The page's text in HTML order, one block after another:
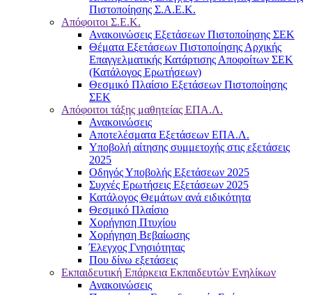
Πιστοποίησης Σ.Α.Ε.Κ.
Απόφοιτοι Σ.Ε.Κ.
Ανακοινώσεις Εξετάσεων Πιστοποίησης ΣΕΚ
Θέματα Εξετάσεων Πιστοποίησης Αρχικής
Επαγγελματικής Κατάρτισης Αποφοίτων ΣΕΚ
(Κατάλογος Ερωτήσεων)
Θεσμικό Πλαίσιο Εξετάσεων Πιστοποίησης
ΣΕΚ
Απόφοιτοι τάξης μαθητείας ΕΠΑ.Λ.
Ανακοινώσεις
Αποτελέσματα Εξετάσεων ΕΠΑ.Λ.
Υποβολή αίτησης συμμετοχής στις εξετάσεις
2025
Οδηγός Υποβολής Εξετάσεων 2025
Συχνές Ερωτήσεις Εξετάσεων 2025
Κατάλογος Θεμάτων ανά ειδικότητα
Θεσμικό Πλαίσιο
Χορήγηση Πτυχίου
Χορήγηση Βεβαίωσης
Έλεγχος Γνησιότητας
Που δίνω εξετάσεις
Εκπαιδευτική Επάρκεια Εκπαιδευτών Ενηλίκων
Ανακοινώσεις